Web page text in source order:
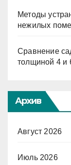
Методы
нежилых
Сравнение
толщиной 4 и
Архив
Август 2026
Июль 2026